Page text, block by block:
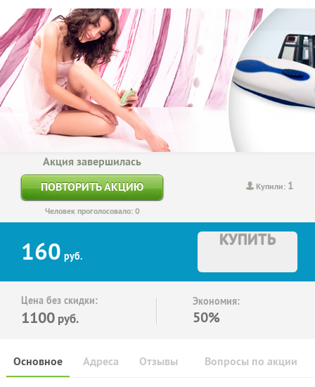
Купили: 1
Акция завершилась
ПОВТОРИТЬ АКЦИЮ
Человек проголосовало: 0
160 руб.
КУПИТЬ
Цена без скидки:
1100 руб.
Экономия:
50%
Основное Отзывы Вопросы по акции
Адреса